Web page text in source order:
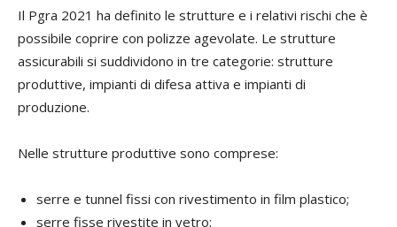
Il Pgra 2021 ha definito le strutture e i relativi rischi che è
possibile coprire con polizze agevolate. Le strutture
assicurabili si suddividono in tre categorie: strutture
produttive, impianti di difesa attiva e impianti di
produzione.
Nelle strutture produttive sono comprese:
serre e tunnel fissi con rivestimento in film plastico;
serre fisse rivestite in vetro;